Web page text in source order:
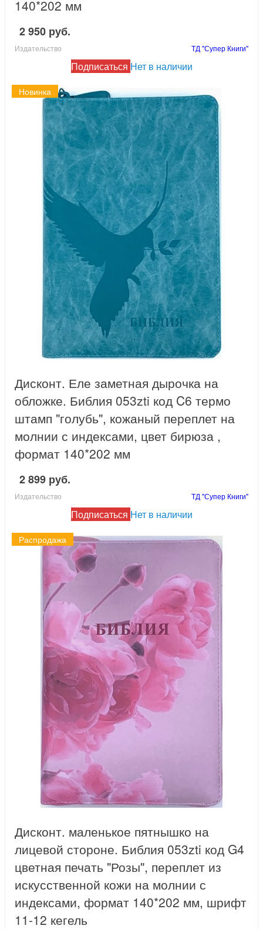
140*202 мм
2 950 руб.
Издательство ТД "Супер Книги"
Подписаться Нет в наличии
Новинка
Дисконт. Еле заметная дырочка на
обложке. Библия 053zti код C6 термо
штамп "голубь", кожаный переплет на
молнии с индексами, цвет бирюза ,
формат 140*202 мм
2 899 руб.
Издательство ТД "Супер Книги"
Подписаться Нет в наличии
Распродажа
Дисконт. маленькое пятнышко на
лицевой стороне. Библия 053zti код G4
цветная печать "Розы", переплет из
искусственной кожи на молнии с
индексами, формат 140*202 мм, шрифт
11-12 кегель